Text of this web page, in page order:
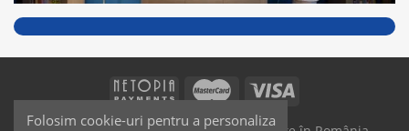
Folosim cookie-uri pentru a personaliza